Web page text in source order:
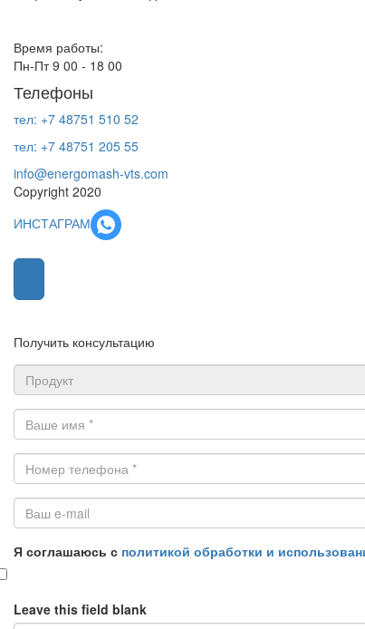
Время работы:
Пн-Пт 9 00 - 18 00
Телефоны
тел: +7 48751 510 52
тел: +7 48751 205 55
info@energomash-vts.com
Copyright 2020
ИНСТАГРАМ
Получить консультацию
Продукт
Ваше
имя
*Номер
телефона
*
e-
Я соглашаюсь с политикой обработки и
Leave this field blank